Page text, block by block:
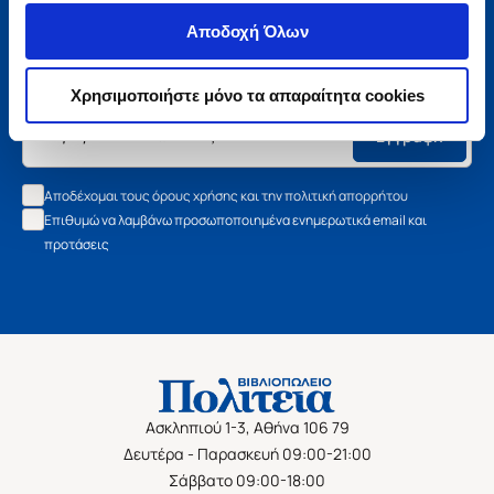
Αποδοχή Όλων
Χρησιμοποιήστε μόνο τα απαραίτητα cookies
Μάθετε τα νέα της Πολιτείας
Εγγραφείτε στο newsletter μας και μάθετε πρώτοι όλα τα
νέα βιβλία, τις εξαιρετικές τιμές και τις εκδηλώσεις μας.
Εγγραφή
Αποδέχομαι τους όρους χρήσης και την πολιτική απορρήτου
Επιθυμώ να λαμβάνω προσωποποιημένα ενημερωτικά email και
προτάσεις
Ασκληπιού 1-3, Αθήνα 106 79
Δευτέρα - Παρασκευή 09:00-21:00
Σάββατο 09:00-18:00